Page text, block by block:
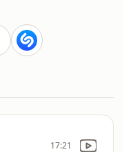
17:21